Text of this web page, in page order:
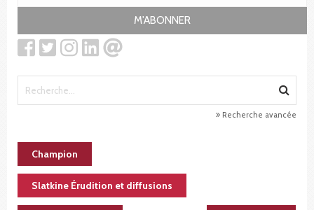
M'ABONNER
Recherche avancée
Champion
Slatkine Érudition et diffusions